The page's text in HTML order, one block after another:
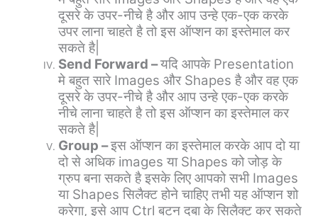
दूसरे के उपर-नीचे है और आप उन्हे एक-एक करके
उपर लाना चाहते है तो इस ऑप्शन का इस्तेमाल कर
सकते है|
Send Forward –यदि आपके Presentation
मे बहुत सारे Images और Shapes है और वह एक
दूसरे के उपर-नीचे है और आप उन्हे एक-एक करके
नीचे लाना चाहते है तो इस ऑप्शन का इस्तेमाल कर
सकते है|
Group –इस ऑप्शन का इस्तेमाल करके आप दो या
दो से अधिक images या Shapes को जोड़ के
ग्रुप बना सकते है इसके लिए आपको सभी Images
या Shapes सिलैक्ट होने चाहिए तभी यह ऑप्शन शो
करेगा, इसे आप Ctrl बटन दबा के सिलैक्ट कर सकते